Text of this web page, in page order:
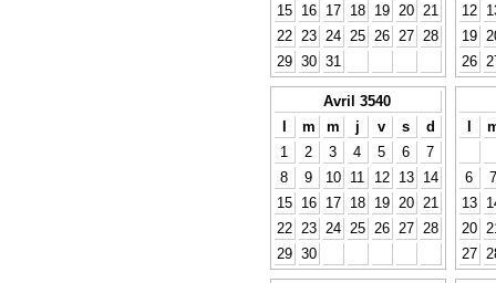
15
16 17 18 19 20
21
22
23 24 25 26 27
28
29 30 31
12
19
26
Avril 3540
l
m m j v s
d
1
2 3 4 5 6
7
8
9 10 11 12 13
14
15
16 17 18 19 20
21
22
23 24 25 26 27
28
29 30
l
6
7
13
20
27